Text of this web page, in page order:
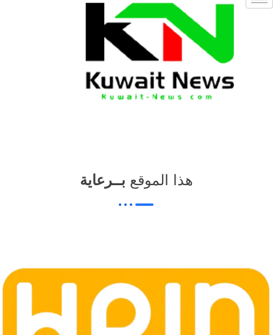
NE
News Elementor
هذا الموقع بــرعاية